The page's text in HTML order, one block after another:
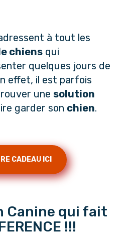
à tout les
chiens qui
quelques jours de
effet, il est parfois
une solution
garder son chien.
CADEAU ICI
Canine qui fait
!!!